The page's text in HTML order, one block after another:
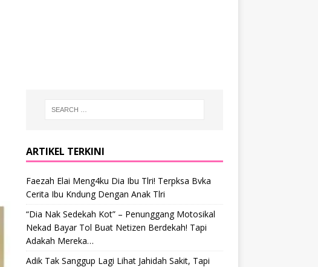
ARTIKEL TERKINI
Faezah Elai Meng4ku Dia Ibu Tlri! Terpksa Bvka
Cerita Ibu Kndung Dengan Anak Tlri
“Dia Nak Sedekah Kot” – Penunggang Motosikal
Nekad Bayar Tol Buat Netizen Berdekah! Tapi
Adakah Mereka…
Adik Tak Sanggup Lagi Lihat Jahidah Sakit, Tapi